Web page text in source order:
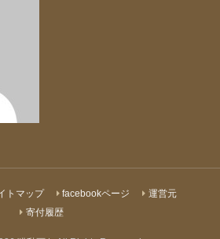
トマップ facebookページ
運営元
寄付履歴